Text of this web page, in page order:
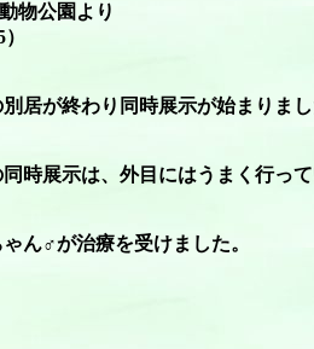
物公園より
居が終わり同時展示が始まりまし
同時展示は、外目にはうまく行
ん♂が治療を受けました。